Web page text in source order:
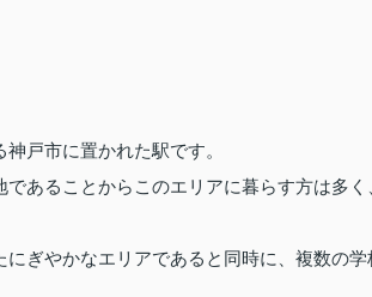
戸市に置かれた駅です。
あることからこのエリアに暮らす方は多
にぎやかなエリアであると同時に、複数の